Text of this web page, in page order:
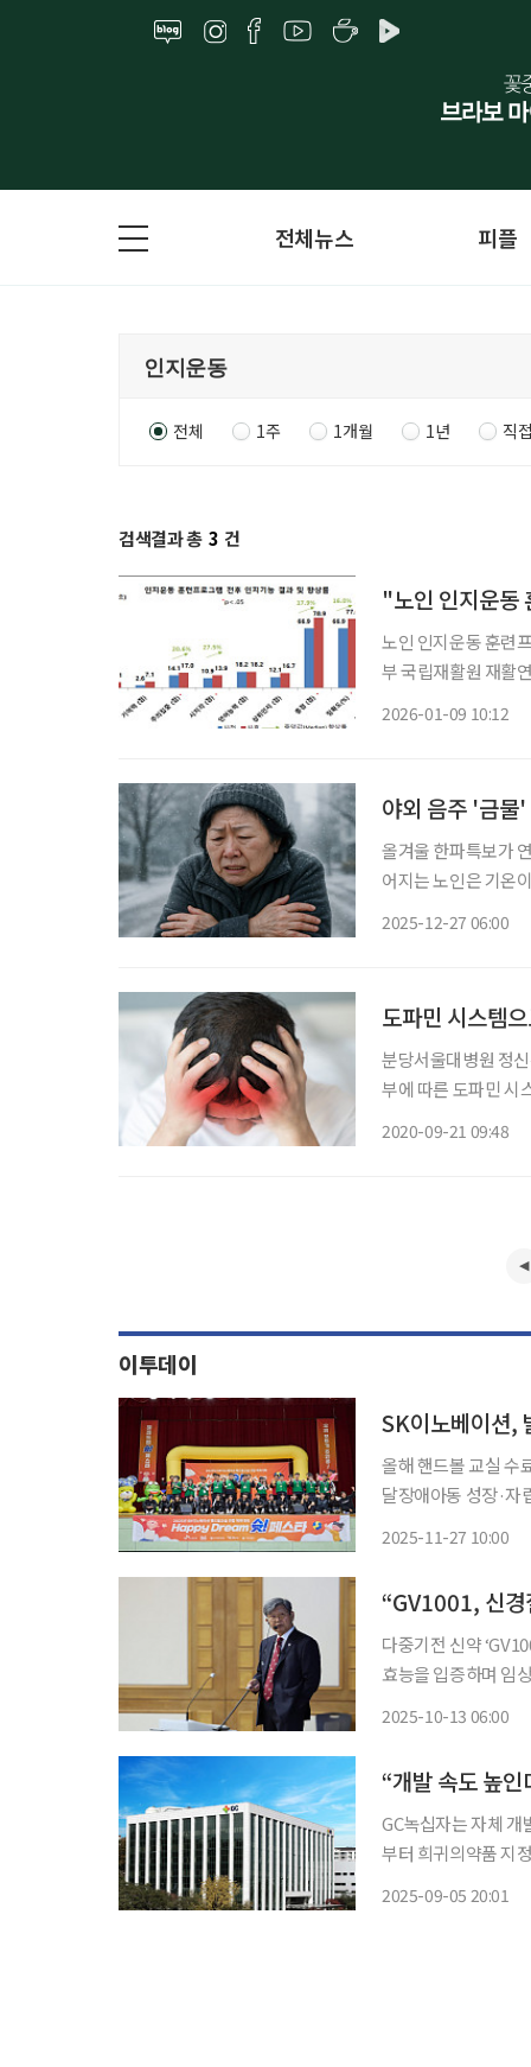
전체뉴스 피플
전체 1주 1개월 1년 직
검색결과 총 3 건
"노인 인지운동
노인 인지운동 훈련프
부 국립재활원 재활
2026-01-09 10:12
야외 음주 '금물
올겨울 한파특보가
어지는 노인은 기온
2025-12-27 06:00
도파민 시스템
분당서울대병원 정
부에 따른 도파민 시
2020-09-21 09:48
이투데이
SK이노베이션,
올해 핸드볼 교실 수
달장애아동 성장·자립 돕기 위한 노
2025-11-27 10:00
“GV1001, 신
다중기전 신약
효능을 입증하며 임
2025-10-13 06:00
GC녹십자는 자체 개
부터 희귀의약품 지정을 받았다고 5일 밝
2025-09-05 20:01